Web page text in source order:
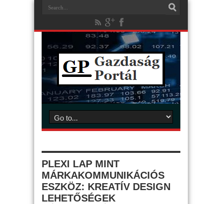
PLEXI LAP MINT
MÁRKAKOMMUNIKÁCIÓS
ESZKÖZ: KREATÍV DESIGN
LEHETŐSÉGEK